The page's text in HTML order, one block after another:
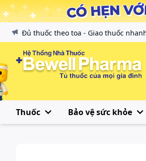
Đủ thuốc theo toa - Giao thuốc
Thuốc Bảo vệ sức khỏe